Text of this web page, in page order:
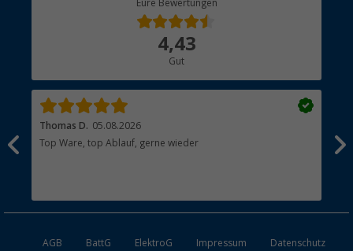
Eure Bewertungen
4,43
Gut
Thomas D. 05.08.2026
Top Ware, top Ablauf, gerne wieder
AGB BattG ElektroG Impressum Datenschutz